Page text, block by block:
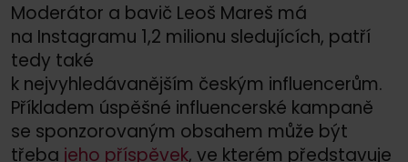
Moderátor a bavič Leoš Mareš má
na Instagramu 1,2 milionu sledujících, patří
tedy také
k nejvyhledávanějším českým influencerům.
Příkladem úspěšné influencerské kampaně
se sponzorovaným obsahem může být
třeba jeho příspěvek, ve kterém představuje